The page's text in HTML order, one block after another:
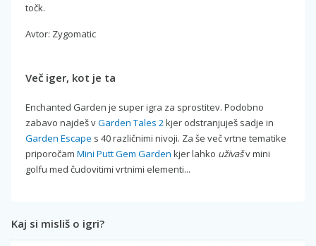
točk.
Avtor: Zygomatic
Več iger, kot je ta
Enchanted Garden je super igra za sprostitev. Podobno
zabavo najdeš vGarden Tales 2kjer odstranjuješ sadje in
Garden Escape s 40 različnimi nivoji. Za še več vrtne tematike
priporočam Mini Putt Gem Garden kjer lahko uživašv mini
golfu med čudovitimi vrtnimi elementi...
Kaj si misliš o igri?